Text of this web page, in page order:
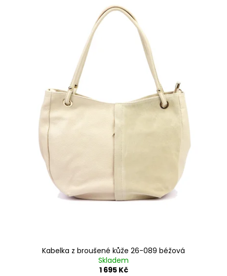
Kabelka z broušené kůže 26-089 béžová
Skladem
1 695 Kč